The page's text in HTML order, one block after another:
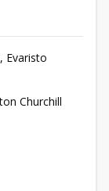
Evaristo
Churchill